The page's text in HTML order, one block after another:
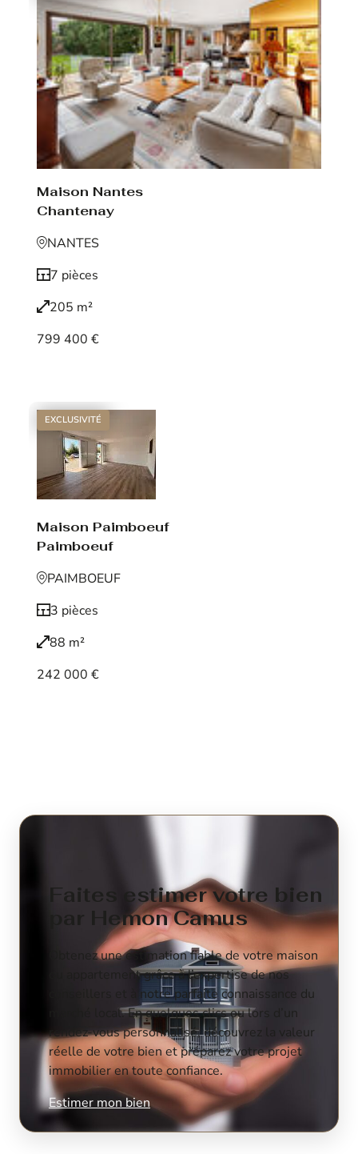
Maison Nantes
Chantenay
NANTES
7 pièces
205 m²
799 400 €
EXCLUSIVITÉ
Maison Paimboeuf
Paimboeuf
PAIMBOEUF
3 pièces
88 m²
242 000 €
Faites estimer votre bien
par Hemon Camus
Obtenez une estimation fiable de votre maison
ou appartement grâce à l’expertise de nos
conseillers et à notre parfaite connaissance du
marché local. En quelques clics ou lors d’un
rendez-vous personnalisé, découvrez la valeur
réelle de votre bien et préparez votre projet
immobilier en toute confiance.
Estimer mon bien